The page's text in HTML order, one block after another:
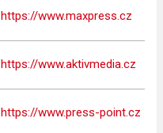
https://www.maxpress.cz
https://www.aktivmedia.cz
https://www.press-point.cz